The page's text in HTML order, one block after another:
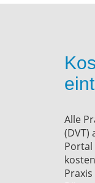
Alle
(DVT)
Portal